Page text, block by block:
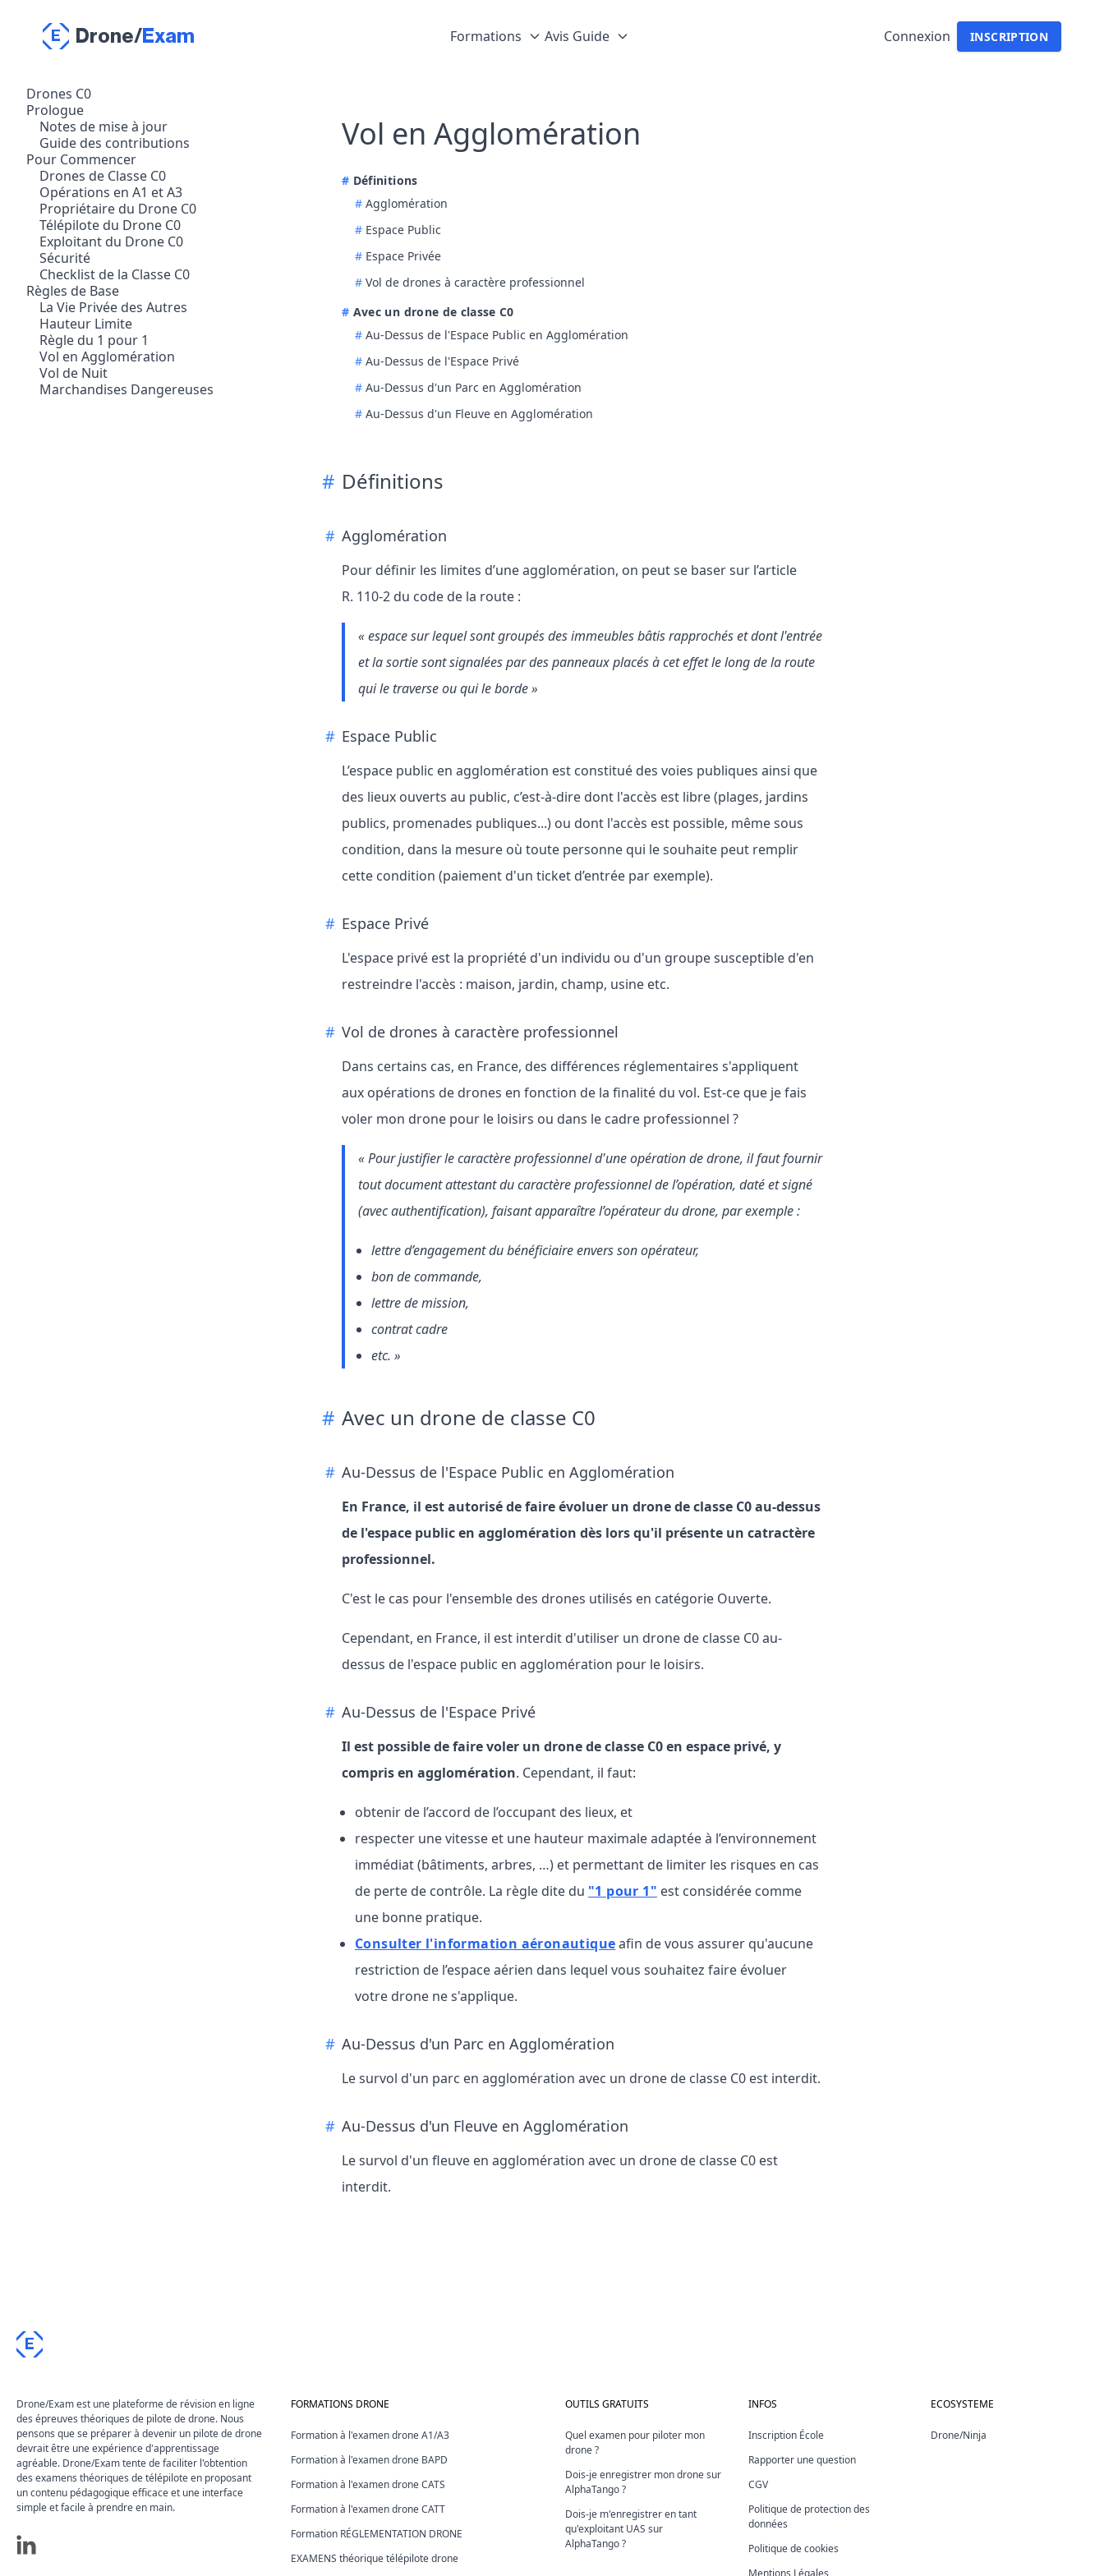
E Drone/ Exam Formations Avis Guide Connexion INSCRIPTION
Drones C0
Prologue
Notes de mise à jour
Guide des contributions
Pour Commencer
Drones de Classe C0
Opérations en A1 et A3
Propriétaire du Drone C0
Télépilote du Drone C0
Exploitant du Drone C0
Sécurité
Checklist de la Classe C0
Règles de Base
La Vie Privée des Autres
Hauteur Limite
Règle du 1 pour 1
Vol en Agglomération
Vol de Nuit
Marchandises Dangereuses
Vol en Agglomération
Définitions
Agglomération
Espace Public
Espace Privée
Vol de drones à caractère professionnel
Avec un drone de classe C0
Au-Dessus de l'Espace Public en Agglomération
Au-Dessus de l'Espace Privé
Au-Dessus d'un Parc en Agglomération
Au-Dessus d'un Fleuve en Agglomération
Définitions
Agglomération
Pour définir les limites d’une agglomération, on peut se baser sur l’article
R. 110-2 du code de la route :
« espace sur lequel sont groupés des immeubles bâtis rapprochés et dont l'entrée
et la sortie sont signalées par des panneaux placés à cet effet le long de la route
qui le traverse ou qui le borde »
Espace Public
L’espace public en agglomération est constitué des voies publiques ainsi que
des lieux ouverts au public, c’est-à-dire dont l'accès est libre (plages, jardins
publics, promenades publiques...) ou dont l'accès est possible, même sous
condition, dans la mesure où toute personne qui le souhaite peut remplir
cette condition (paiement d'un ticket d’entrée par exemple).
Espace Privé
L'espace privé est la propriété d'un individu ou d'un groupe susceptible d'en
restreindre l'accès : maison, jardin, champ, usine etc.
Vol de drones à caractère professionnel
Dans certains cas, en France, des différences réglementaires s'appliquent
aux opérations de drones en fonction de la finalité du vol. Est-ce que je fais
voler mon drone pour le loisirs ou dans le cadre professionnel ?
« Pour justifier le caractère professionnel d'une opération de drone, il faut fournir
tout document attestant du caractère professionnel de l’opération, daté et signé
(avec authentification), faisant apparaître l’opérateur du drone, par exemple :
lettre d’engagement du bénéficiaire envers son opérateur,
bon de commande,
lettre de mission,
contrat cadre
etc. »
Avec un drone de classe C0
Au-Dessus de l'Espace Public en Agglomération
En France, il est autorisé de faire évoluer un drone de classe C0 au-dessus
de l'espace public en agglomération dès lors qu'il présente un catractère
professionnel.
C'est le cas pour l'ensemble des drones utilisés en catégorie Ouverte.
Cependant, en France, il est interdit d'utiliser un drone de classe C0 au-
dessus de l'espace public en agglomération pour le loisirs.
Au-Dessus de l'Espace Privé
Il est possible de faire voler un drone de classe C0 en espace privé, y
compris en agglomération. Cependant, il faut:
obtenir de l’accord de l’occupant des lieux, et
respecter une vitesse et une hauteur maximale adaptée à l’environnement
immédiat (bâtiments, arbres, …) et permettant de limiter les risques en cas
de perte de contrôle. La règle dite du "1 pour 1" est considérée comme
une bonne pratique.
Consulter l'information aéronautiqueafin de vous assurer qu'aucune
restriction de l’espace aérien dans lequel vous souhaitez faire évoluer
votre drone ne s'applique.
Au-Dessus d'un Parc en Agglomération
Le survol d'un parc en agglomération avec un drone de classe C0 est interdit.
Au-Dessus d'un Fleuve en Agglomération
Le survol d'un fleuve en agglomération avec un drone de classe C0 est
interdit.
E
Drone/Exam est une plateforme de révision en ligne
des épreuves théoriques de pilote de drone. Nous
pensons que se préparer à devenir un pilote de drone
devrait être une expérience d'apprentissage
agréable. Drone/Exam tente de faciliter l'obtention
des examens théoriques de télépilote en proposant
un contenu pédagogique efficace et une interface
simple et facile à prendre en main.
FORMATIONS DRONE
Formation à l'examen drone A1/A3
Formation à l'examen drone BAPD
Formation à l'examen drone CATS
Formation à l'examen drone CATT
Formation RÉGLEMENTATION DRONE
EXAMENS théorique télépilote drone
OUTILS GRATUITS
Quel examen pour piloter mon
drone ?
Dois-je enregistrer mon drone sur
AlphaTango ?
Dois-je m'enregistrer en tant
qu'exploitant UAS sur
AlphaTango ?
INFOS
Inscription École
Rapporter une question
CGV
Politique de protection des
données
Politique de cookies
Mentions Légales
ECOSYSTEME
Drone/Ninja